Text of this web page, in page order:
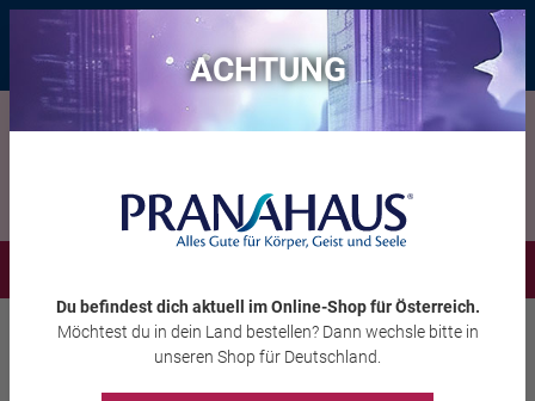
Bis zu 20 € Rabatt* mit dem Vorteils-Codeeintauchen , gültig bis
11.08.2026
Wohnambiente Haushalt
ACHTUNG
Du befindest dich aktuell im Online-Shopfür Österreich.
Möchtest du in dein Land bestellen? Dann wechsle bitte in
unseren Shop für Deutschland